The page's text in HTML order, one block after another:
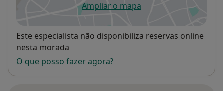
Ampliar o mapaabre num novo separador
Disponibilidade
Este especialista não disponibiliza reservas online
nesta morada
O que posso fazer agora?